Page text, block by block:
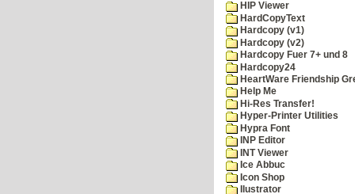
HIP Viewer
HardCopyText
Hardcopy (v1)
Hardcopy (v2)
Hardcopy Fuer 7+ und 8
Hardcopy24
HeartWare Friendship
Help Me
Hi-Res Transfer!
Hyper-Printer Utilities
Hypra Font
INP Editor
INT Viewer
Ice Abbuc
Icon Shop
Ilustrator